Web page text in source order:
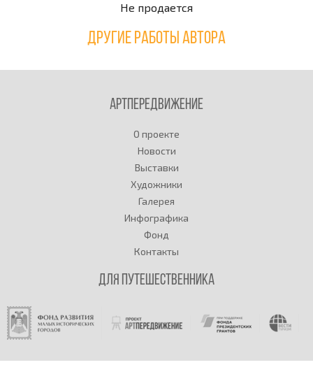
Не продается
Другие работы автора
Артпередвижение
О проекте
Новости
Выставки
Художники
Галерея
Инфографика
Фонд
Контакты
Для путешественника